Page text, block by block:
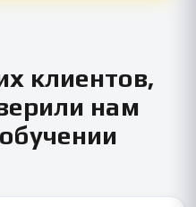
клиентов,
нам